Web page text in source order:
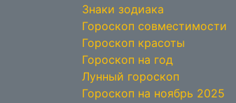
Знаки зодиака
Гороскоп совместимости
Гороскоп красоты
Гороскоп на год
Лунный гороскоп
Гороскоп на ноябрь 2025